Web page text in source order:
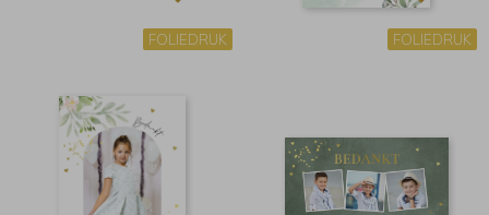
FOLIEDRUK FOLIEDRUK